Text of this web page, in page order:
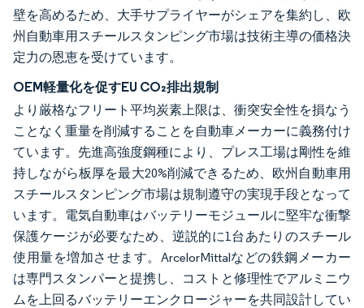
壁を高めるため、大手サプライヤーがシェアを集約し、欧
州自動車用スチールスタンピング市場は技術主導の価格決
定力の恩恵を受けています。
OEM軽量化を促すEU CO₂排出規制
より厳格なフリート平均炭素上限は、衝突安全性を損なう
ことなく重量を削減することを自動車メーカーに義務付け
ています。先進高強度鋼種により、プレス工場は剛性を維
持しながら板厚を最大20%削減できるため、欧州自動車用
スチールスタンピング市場は規制遵守の実現手段となって
います。電気自動車はバッテリーモジュールに堅牢な衝撃
保護ケージが必要なため、逆説的に1台あたりのスチール
使用量を増加させます。ArcelorMittalなどの鉄鋼メーカー
は専門スタンパーと提携し、コストと修理性でアルミニウ
ムを上回るバッテリーエンクロージャーを共同設計してい